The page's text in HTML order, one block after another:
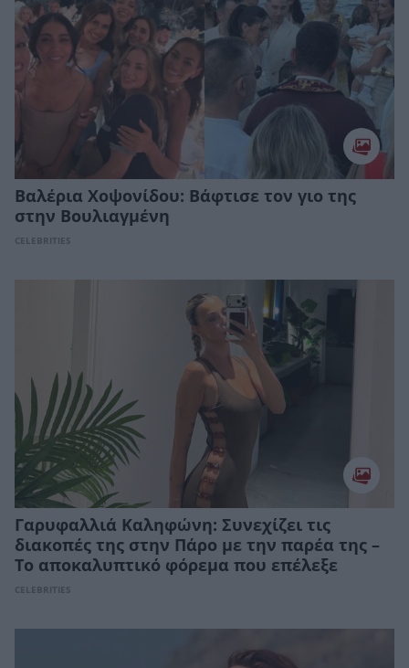
Βαλέρια Χοψονίδου: Bάφτισε τον γιο της
στην Βουλιαγμένη
CELEBRITIES
Γαρυφαλλιά Καληφώνη: Συνεχίζει τις
διακοπές της στην Πάρο με την παρέα της –
Το αποκαλυπτικό φόρεμα που επέλεξε
CELEBRITIES